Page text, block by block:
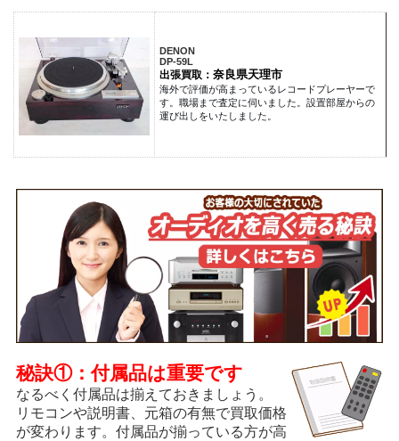
DENON
DP-59L
出張買取： 奈良県天理市
海外で評価が高まっているレコードプレーヤーで
す。職場まで査定に伺いました。設置部屋からの
運び出しをいたしました。
秘訣①：付属品は重要です
なるべく付属品は揃えておきましょう。
リモコンや説明書、元箱の有無で買取価格
が変わります。付属品が揃っている方が高